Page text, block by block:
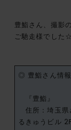
豊鮨さん、撮影
ご馳走様でした☆
◎ 豊鮨さん情
『豊鮨』
住所：埼玉県
るきゅうビル 2F